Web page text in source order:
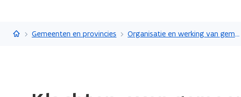
Vlaanderen.be
Gemeenten en provincies Organisatie en werking van gemeenten